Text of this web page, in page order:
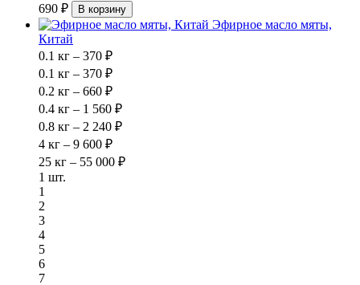
690 ₽
В корзину
Эфирное масло мяты,
Китай
0.1 кг – 370 ₽
0.1 кг – 370 ₽
0.2 кг – 660 ₽
0.4 кг – 1 560 ₽
0.8 кг – 2 240 ₽
4 кг – 9 600 ₽
25 кг – 55 000 ₽
1 шт.
1
2
3
4
5
6
7